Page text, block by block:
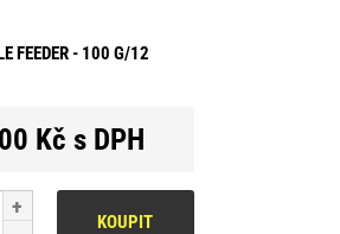
FEEDER - 100 G/12
Kč s DPH
KOUPIT